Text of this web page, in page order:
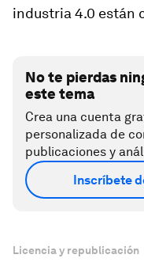
industria 4.0 están
No te pierdas
este tema
Crea una cuenta
personalizada de
publicaciones y
Inscríbete
Licencia y republicación